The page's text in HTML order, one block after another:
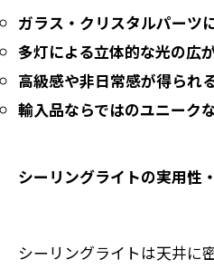
ガラス・クリスタルパーツ
多灯による立体的な光の広
高級感や非日常感が得られ
輸入品ならではのユニーク
シーリングライトの実用性
シーリングライトは天井に